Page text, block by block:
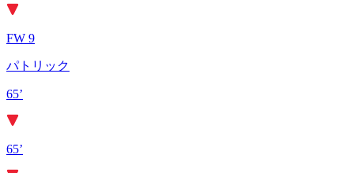
FW 9
パトリック
65’
65’